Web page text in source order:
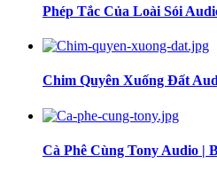
Phép Tắc Của Loài Sói
Chim Quyên Xuống Đất
Cà Phê Cùng Tony Audio |